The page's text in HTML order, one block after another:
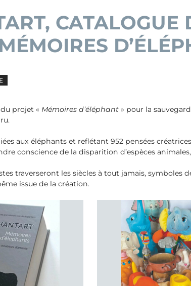
CATALOGUE
du projet « Mémoires d’éléphant » pour la
aux éléphants et reflétant 952 pensées
conscience de la disparition d’espèces
traverseront les siècles à tout jamais, symboles
issue de la création.